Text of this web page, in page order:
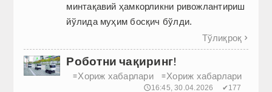
минтақавий ҳамкорликни ривожлантириш
йўлида муҳим босқич бўлди.
Тўлиқроқ 
Роботни чақиринг!
≡Хориж хабарлари ≡Хориж хабарлари
🕔16:45, 30.04.2026 ✔177